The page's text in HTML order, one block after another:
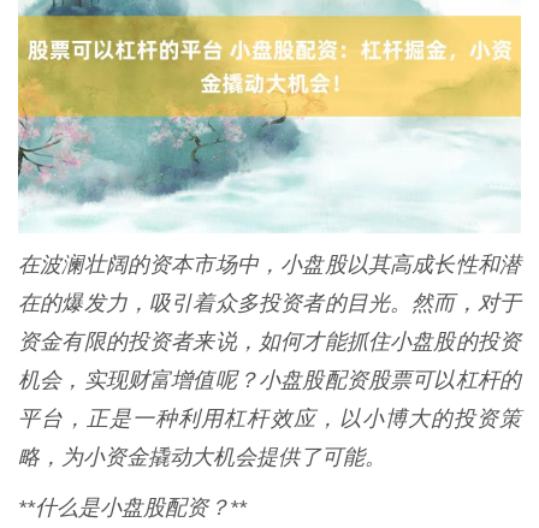
在波澜壮阔的资本市场中，小盘股以其高成长性和潜
在的爆发力，吸引着众多投资者的目光。然而，对于
资金有限的投资者来说，如何才能抓住小盘股的投资
机会，实现财富增值呢？小盘股配资股票可以杠杆的
平台，正是一种利用杠杆效应，以小博大的投资策
略，为小资金撬动大机会提供了可能。
**什么是小盘股配资？**